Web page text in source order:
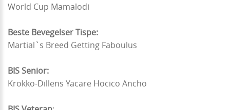
World Cup Mamalodi
Beste Bevegelser Tispe:
Martial`s Breed Getting Faboulus
BIS Senior:
Krokko-Dillens Yacare Hocico Ancho